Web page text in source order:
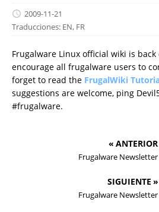
2009-11-21
Traducciones: EN, FR
Frugalware Linux official wiki is
encourage all frugalware users to
forget to read the FrugalWiki
suggestions are welcome, ping
#frugalware.
« ANTERIOR
Frugalware Newsletter
SIGUIENTE »
Frugalware Newsletter